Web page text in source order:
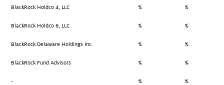
BlackRock Holdco 4, LLC % %
BlackRock Holdco 6, LLC % %
BlackRock Delaware Holdings Inc. % %
BlackRock Fund Advisors % %
- % %